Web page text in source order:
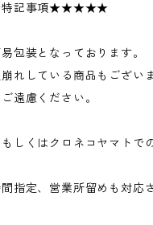
記事項★★★★★
包装となっております。
れしている商品もござい
遠慮ください。
しくはクロネコヤマトで
間指定、営業所留めも対応